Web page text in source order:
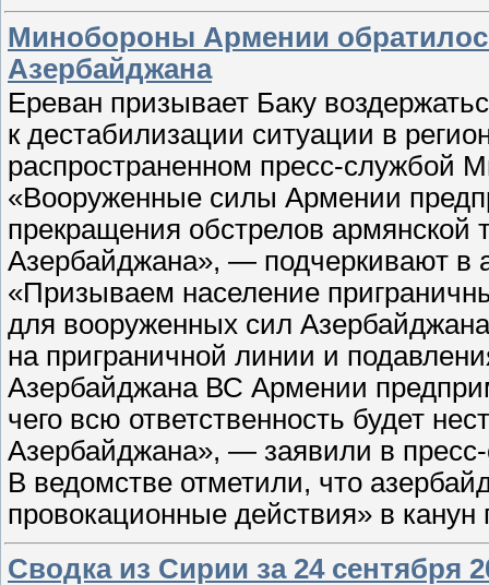
Минобороны Армении
Азербайджана
Ереван призывает Баку
к дестабилизации ситуации в
распространенном пресс-службой
«Вооруженные силы Армении
прекращения обстрелов
Азербайджана», — подчеркивают в
«Призываем население
для вооруженных сил
на приграничной линии и
Азербайджана ВС Армении
чего всю ответственность будет
Азербайджана», — заявили в
В ведомстве отметили, что
провокационные действия» в канун
Сводка из Сирии за 24 сентября